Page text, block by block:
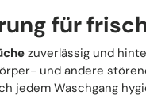
für
zuverlässig und
und andere
jedem Waschgang